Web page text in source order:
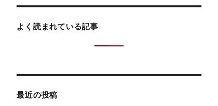
よく読まれている記事
最近の投稿